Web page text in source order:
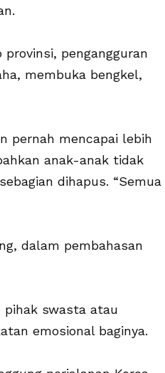
pengangguran
membuka bengkel,
pernah mencapai lebih
anak-anak tidak
dihapus. “Semua
dalam pembahasan
pihak swasta atau
emosional baginya.